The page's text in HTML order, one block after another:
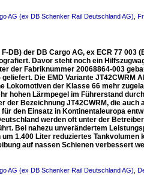
AG (ex DB Schenker Rail Deutschland AG)
F-DB) der DB Cargo AG, ex ECR 77
Davor steht noch ein
der Fabriknummer 20068864-003
geliefert. Die EMD Variante
Lokomotiven der Klasse 66 mehr
hohen Lärmpegel im Führerstand
der Bezeichnung JT42CWRM, die
den Einsatz in Kontinentaleuropa
werden oft unter der
Bei nahezu unverändertem
1.400 Liter reduziertes
auf nassen Schienen verbessert
AG (ex DB Schenker Rail Deutschland AG)